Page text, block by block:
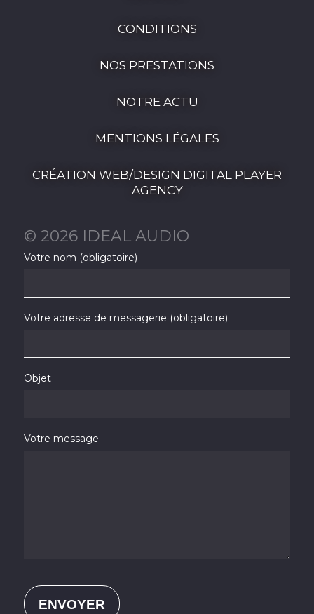
CONDITIONS
NOS PRESTATIONS
NOTRE ACTU
MENTIONS LÉGALES
CRÉATION WEB/DESIGN DIGITAL PLAYER
AGENCY
© 2026 IDEAL AUDIO
Votre nom (obligatoire)
Votre adresse de messagerie (obligatoire)
Objet
Votre message